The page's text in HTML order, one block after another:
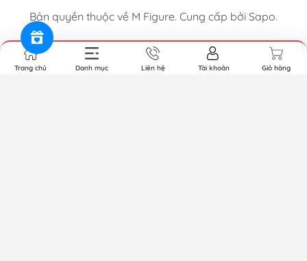
Bản quyền thuộc về M Figure. Cung cấp bởi Sapo.
Trang chủ Danh mục Liên hệ Tài khoản Giỏ hàng